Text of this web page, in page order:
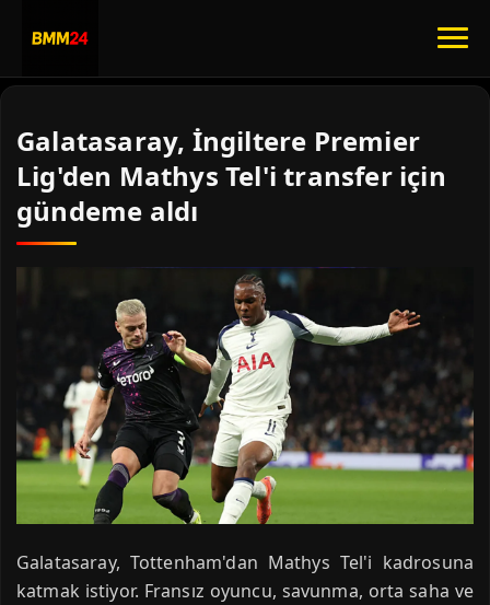
Galatasaray, İngiltere Premier
Lig'den Mathys Tel'i transfer için
gündeme aldı
Galatasaray, Tottenham'dan Mathys Tel'i kadrosuna
katmak istiyor. Fransız oyuncu, savunma, orta saha ve